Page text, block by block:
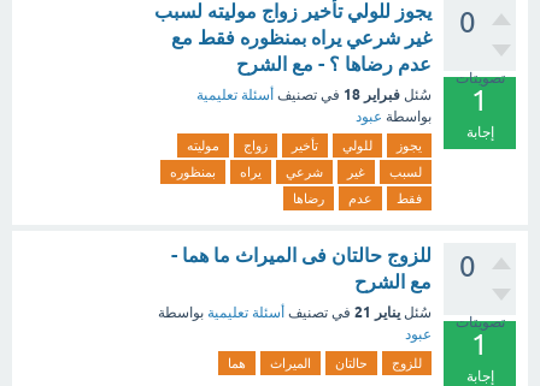
0
تصويتات
1
إجابة
يجوز للولي تأخير زواج موليته لسبب
غير شرعي يراه بمنظوره فقط مع
عدم رضاها ؟ - مع الشرح
سُئل فبراير 18 في تصنيف أسئلة تعليمية
بواسطة عبود
يجوز للولي تأخير زواج
موليته
لسبب
غير شرعي يراه
بمنظوره
فقط
عدم رضاها
0
تصويتات
1
إجابة
للزوج حالتان فى الميراث ما هما -
مع الشرح
سُئل يناير 21 في تصنيف أسئلة تعليمية بواسطة
عبود
للزوج حالتان الميراث هما